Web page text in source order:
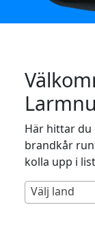
Här hittar du
brandkår
kolla upp i
Välj land